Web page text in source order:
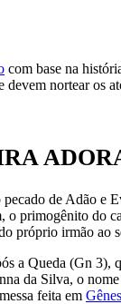
com base na
nortear os
de Adão e
o primogênito do
próprio irmão ao
a Queda (Gn 3),
da Silva, o
feita em